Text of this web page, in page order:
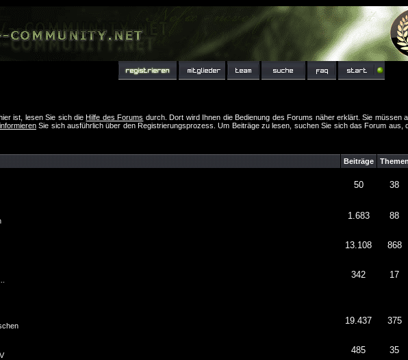
ist, lesen Sie sich dieHilfe des Forums durch. Dort wird Ihnen die Bedienung des Forums näher erklärt. Sie
informierenSie sich ausführlich über den Registrierungsprozess. Um Beiträge zu lesen, suchen Sie sich das Forum
Beiträge
50 38
1.683 88
13.108 868
342 17
19.437 375
485 35